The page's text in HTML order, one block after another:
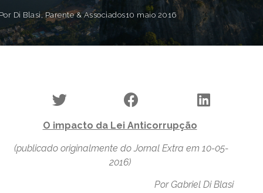
Di Blasi, Parente & Associados10 maio 2016
O impacto da Lei Anticorrupção
(publicado originalmente do Jornal Extra em 10-05-
2016)
Por Gabriel Di Blasi